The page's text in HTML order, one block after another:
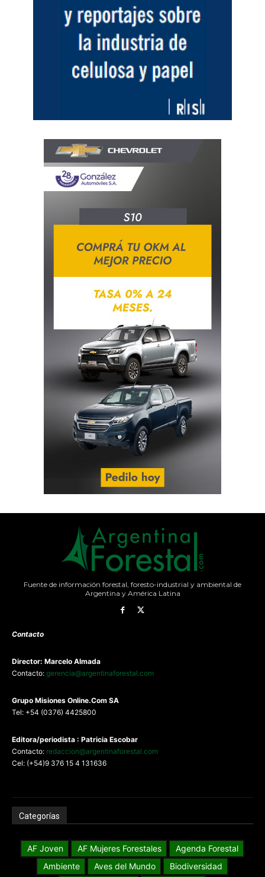
Fuente de información forestal, foresto-industrial y ambiental de
Argentina y América Latina
Contacto
Director: Marcelo Almada
Contacto: gerencia@argentinaforestal.com
Grupo Misiones Online.Com SA
Tel: +54 (0376) 4425800
Editora/periodista : Patricia Escobar
Contacto: redaccion@argentinaforestal.com
Cel: (+54)9 376 15 4 131636
Categorías
AF Joven AF Mujeres Forestales
Agenda Forestal
Ambiente
Aves del Mundo
Biodiversidad